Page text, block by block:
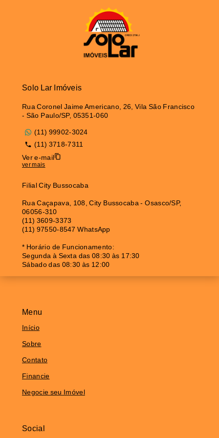
Menu
Início
Sobre
Contato
Financie
Negocie seu Imóvel
Social
Solo Lar Imóveis
Rua Coronel Jaime Americano, 26, Vila São Francisco
- São Paulo/SP, 05351-060
(11) 99902-3024
(11) 3718-7311
Ver e-mail
ver mais
Filial City Bussocaba
Rua Caçapava, 108, City Bussocaba - Osasco/SP,
06056-310
(11) 3609-3373
(11) 97550-8547 WhatsApp
* Horário de Funcionamento:
Segunda à Sexta das 08:30 às 17:30
Sábado das 08:30 às 12:00